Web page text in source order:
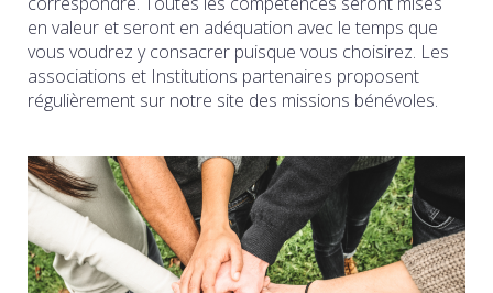
en valeur et seront en adéquation avec le temps que
vous voudrez y consacrer puisque vous choisirez. Les
associations et Institutions partenaires proposent
régulièrement sur notre site des missions bénévoles.